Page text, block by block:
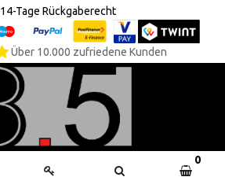
14-Tage Rückgaberecht
Über 10.000 zufriedene Kunden
0